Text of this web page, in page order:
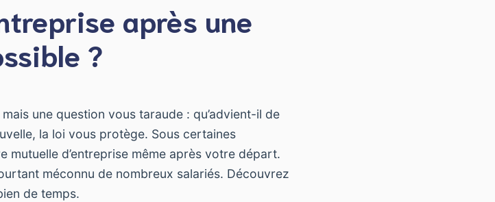
après une
?
une question vous taraude : qu’advient-il de
la loi vous protège. Sous certaines
d’entreprise même après votre départ.
méconnu de nombreux salariés. Découvrez
de temps.